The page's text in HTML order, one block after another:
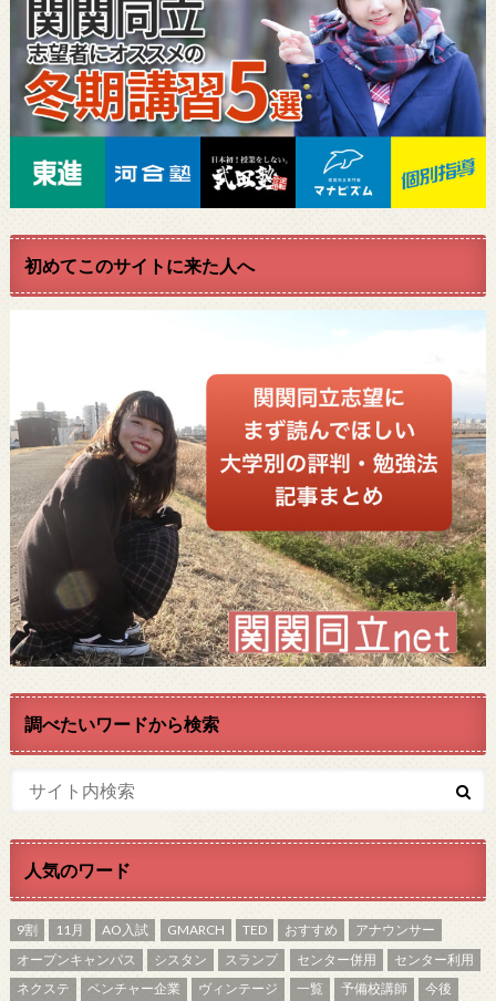
初めてこのサイトに来た人へ
調べたいワードから検索
人気のワード
9割 11月 AO入試 GMARCH TED おすすめ
アナウンサー
オープンキャンパス
シスタン スランプ センター併用
センター利用
ネクステ
ベンチャー企業 ヴィンテージ 一覧 予備校講師 今後